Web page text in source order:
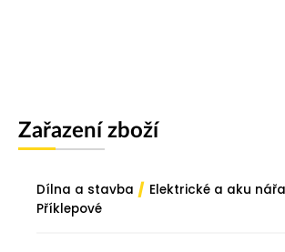
Zařazení zboží
Dílna a stavba / Elektrické a aku
Příklepové